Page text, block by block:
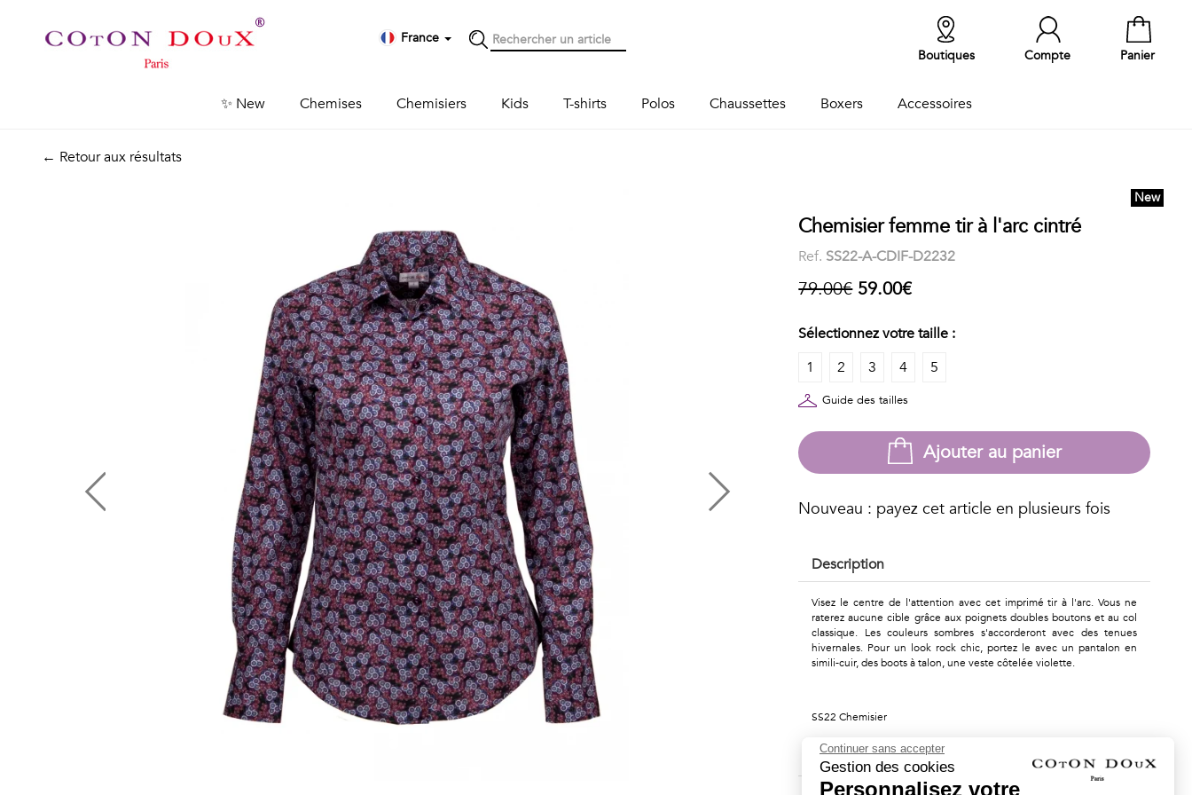
France
Panier
Compte
Boutiques
✨ New Chemises Chemisiers Kids T-shirts Polos Chaussettes Boxers Accessoires
← Retour aux résultats
New
Chemisier femme tir à l'arc cintré
Ref. SS22-A-CDIF-D2232
79.00€ 59.00€
Sélectionnez votre taille :
1
2 3 4 5
Guide des tailles
Ajouter au panier
Nouveau : payez cet article en plusieurs fois
Description
Visez le centre de l'attention avec cet imprimé tir à l'arc. Vous ne
raterez aucune cible grâce aux poignets doubles boutons et au col
classique. Les couleurs sombres s'accorderont avec des tenues
hivernales. Pour un look rock chic, portez le avec un pantalon en
simili-cuir, des boots à talon, une veste côtelée violette.
SS22 Chemisier
Composition & Entretien
Continuer sans accepter
Gestion des cookies
Personnalisez votre